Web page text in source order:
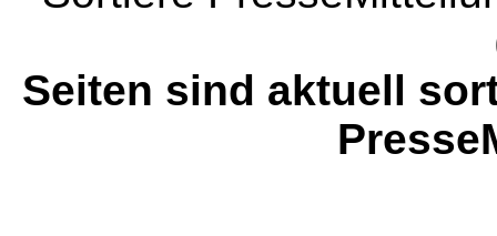
Seiten sind aktuell